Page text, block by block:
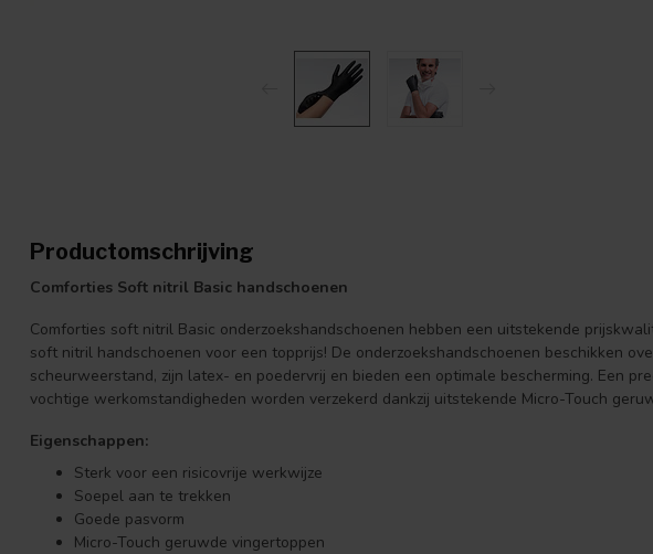
Productomschrijving
Comforties Soft nitril Basic handschoenen
Comforties soft nitril Basic onderzoekshandschoenen hebben een uitstekende
soft nitril handschoenen voor een topprijs! De onderzoekshandschoenen beschikken
scheurweerstand, zijn latex- en poedervrij en bieden een optimale bescherming. Een
vochtige werkomstandigheden worden verzekerd dankzij uitstekende Micro-Touch
Eigenschappen:
Sterk voor een risicovrije werkwijze
Soepel aan te trekken
Goede pasvorm
Micro-Touch geruwde vingertoppen